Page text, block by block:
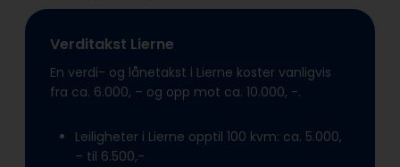
Verditakst Lierne
En verdi- og lånetakst i Lierne koster vanligvis
fra ca. 6.000, – og opp mot ca. 10.000, -.
Leiligheter i Lierne opptil 100 kvm: ca. 5.000,
– til 6.500,-